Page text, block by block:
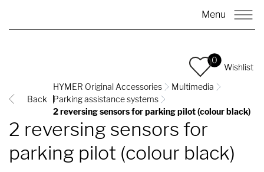
Menu
0
Wishlist
Back
HYMER Original Accessories
Multimedia
Parking assistance systems
2 reversing sensors for parking pilot (colour black)
2 reversing sensors for
parking pilot (colour black)